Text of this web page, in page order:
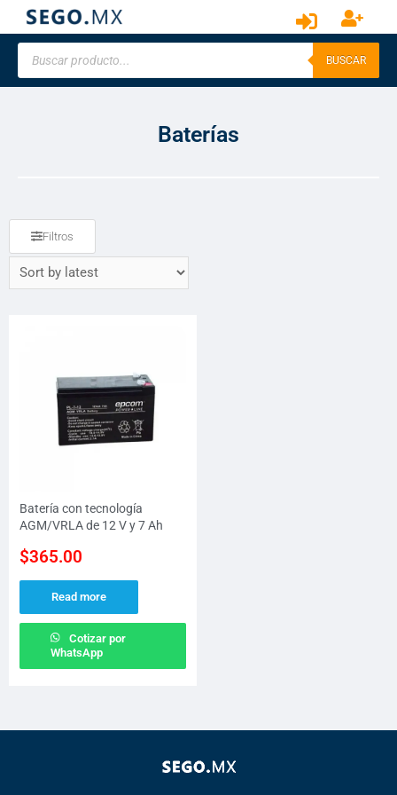
BUSCAR
Baterías
Filtros
Batería con tecnología
AGM/VRLA de 12 V y 7 Ah
$365.00
Read more
Cotizar por
WhatsApp